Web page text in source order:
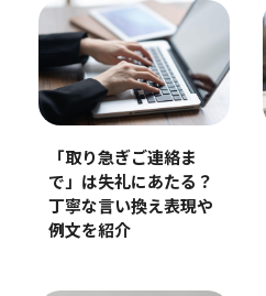
「取り急ぎご連絡ま
で」は失礼にあたる？
丁寧な言い換え表現や
例文を紹介